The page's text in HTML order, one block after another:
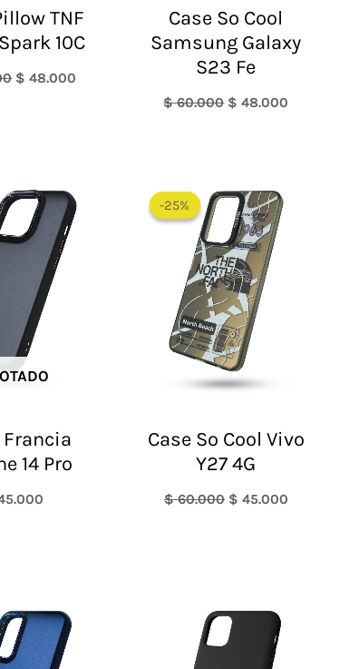
TNF
10C
$ 48.000
Case So Cool
Samsung Galaxy
S23 Fe
$60.000 $ 48.000
Francia
14 Pro
-25%
-25%
Case So Cool Vivo
Y27 4G
$60.000
precio
original
era:
$ 60.000.
$ 45.000